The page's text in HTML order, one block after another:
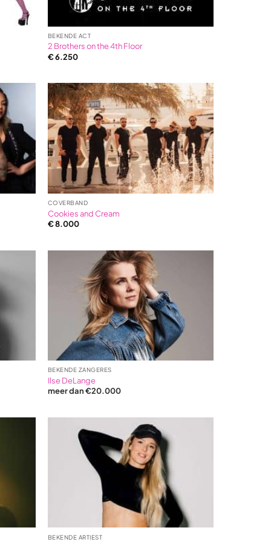
BEKENDE ACT
2 Brothers on the 4th Floor
€6.250
COVERBAND
Cookies and Cream
€8.000
BEKENDE ZANGERES
Ilse DeLange
meer dan €20.000
BEKENDE ARTIEST